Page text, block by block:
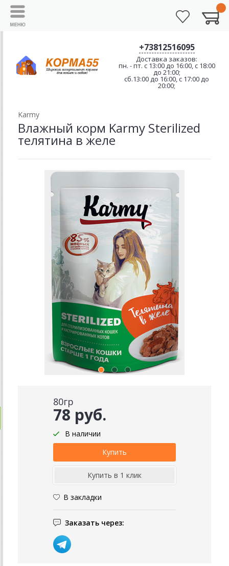
+73812516095
Доставка заказов:
пн. - пт. с 13:00 до 16:00, с 18:00
до 21:00;
сб.13:00 до 16:00, с 17:00 до
20:00;
Karmy
Влажный корм Karmy Sterilized
телятина в желе
80гр
78 руб.
В наличии
В закладки
Заказать через: